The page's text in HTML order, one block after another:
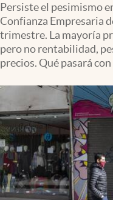
Apertura
Infotechnology
Clase
Clima
Mundial 2026
Eventos Corporativos
El Cronista Studio
Mediakit
Persiste el pesimismo
Confianza Empresaria
trimestre. La mayoría
pero no rentabilidad,
precios. Qué pasará